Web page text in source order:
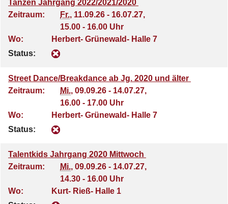
Tanzen Jahrgang 2022/2021/2020
Zeitraum:
Fr., 11.09.26 - 16.07.27,
15.00 - 16.00 Uhr
Wo:
Herbert- Grünewald- Halle 7
Status:
Street Dance/Breakdance ab Jg. 2020 und älter
Zeitraum:
Mi., 09.09.26 - 14.07.27,
16.00 - 17.00 Uhr
Wo:
Herbert- Grünewald- Halle 7
Status:
Talentkids Jahrgang 2020 Mittwoch
Zeitraum:
Mi., 09.09.26 - 14.07.27,
14.30 - 16.00 Uhr
Wo:
Kurt- Rieß- Halle 1